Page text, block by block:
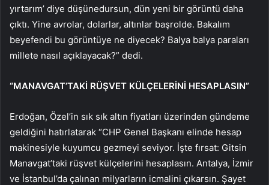
yırtarım’ diye düşünedursun, dün yeni bir görüntü daha
çıktı. Yine avrolar, dolarlar, altınlar başrolde. Bakalım
beyefendi bu görüntüye ne diyecek? Balya balya paraları
millete nasıl açıklayacak?” dedi.
“MANAVGAT’TAKİ RÜŞVET KÜLÇELERİNİ HESAPLASIN”
Erdoğan, Özel’in sık sık altın fiyatları üzerinden gündeme
geldiğini hatırlatarak “CHP Genel Başkanı elinde hesap
makinesiyle kuyumcu gezmeyi seviyor. İşte fırsat: Gitsin
Manavgat’taki rüşvet külçelerini hesaplasın. Antalya, İzmir
ve İstanbul’da çalınan milyarların icmalini çıkarsın. Şayet